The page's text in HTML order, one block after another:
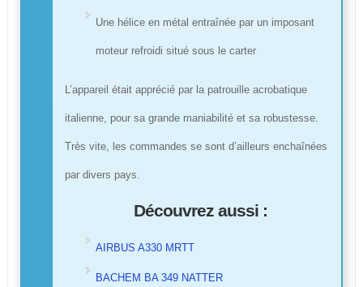
Une hélice en métal entraînée par un imposant
moteur refroidi situé sous le carter
L’appareil était apprécié par la patrouille acrobatique
italienne, pour sa grande maniabilité et sa robustesse.
Très vite, les commandes se sont d’ailleurs enchaînées
par divers pays.
Découvrez aussi :
AIRBUS A330 MRTT
BACHEM BA 349 NATTER